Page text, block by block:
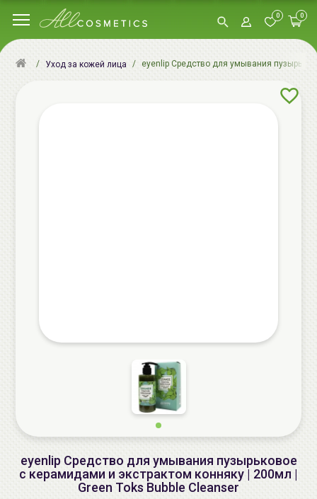
0 0
Уход за кожей лица eyenlip Средство для умывания
eyenlip Средство для умывания пузырьковое
с керамидами и экстрактом конняку | 200мл |
Green Toks Bubble Cleanser